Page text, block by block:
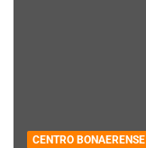
CENTRO BONAERENSE